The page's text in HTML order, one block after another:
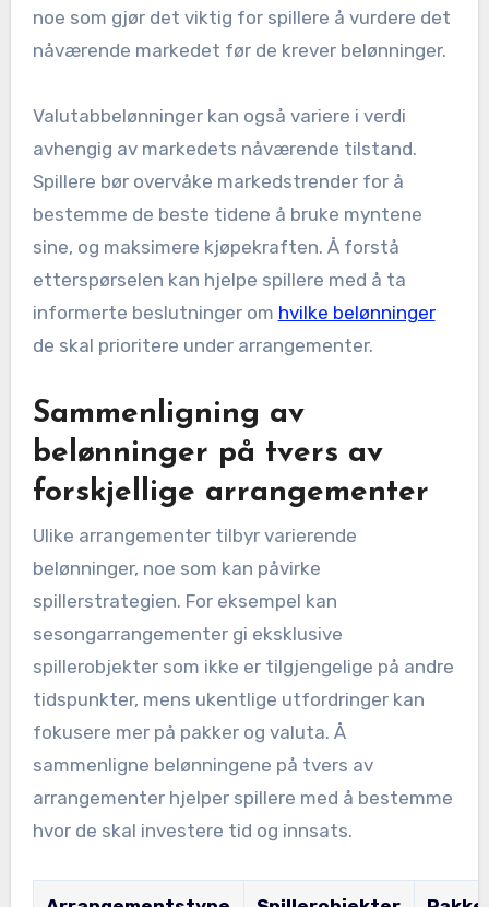
noe som gjør det viktig for spillere å vurdere det
nåværende markedet før de krever belønninger.
Valutabbelønninger kan også variere i verdi
avhengig av markedets nåværende tilstand.
Spillere bør overvåke markedstrender for å
bestemme de beste tidene å bruke myntene
sine, og maksimere kjøpekraften. Å forstå
etterspørselen kan hjelpe spillere med å ta
informerte beslutninger om hvilke belønninger
de skal prioritere under arrangementer.
Sammenligning av
belønninger på tvers av
forskjellige arrangementer
Ulike arrangementer tilbyr varierende
belønninger, noe som kan påvirke
spillerstrategien. For eksempel kan
sesongarrangementer gi eksklusive
spillerobjekter som ikke er tilgjengelige på andre
tidspunkter, mens ukentlige utfordringer kan
fokusere mer på pakker og valuta. Å
sammenligne belønningene på tvers av
arrangementer hjelper spillere med å bestemme
hvor de skal investere tid og innsats.